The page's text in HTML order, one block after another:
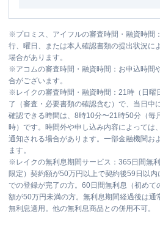
※プロミス、アイフルの審査時間・融資時間
行、曜日、または本人確認書類の提出状況に
場合があります。
※アコムの審査時間・融資時間：お申込時間
合がございます。
※ レイクの審査時間・融資時間：21時（日
了（審査・必要書類の確認含む）で、当日中
確認できる時間は、8時10分〜21時50分（毎
時）です。時間外や申し込み内容によっては
通知される場合があります。一部金融機関お
ます。
※ レイクの無利息期間サービス：365日間無
限定）契約額が50万円以上で契約後59日以
での登録が完了の方。60日間無利息（初めて
額が50万円未満の方。無利息期間経過後は通
無利息適用。他の無利息商品との併用不可。